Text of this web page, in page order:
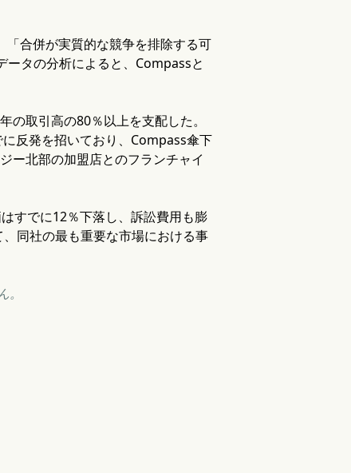
「合併が実質的な競争を排除する可
タの分析によると、Compassと
取引高の80％以上を支配した。
反発を招いており、Compass傘下
北部の加盟店とのフランチャイ
すでに12％下落し、訴訟費用も膨
同社の最も重要な市場における事